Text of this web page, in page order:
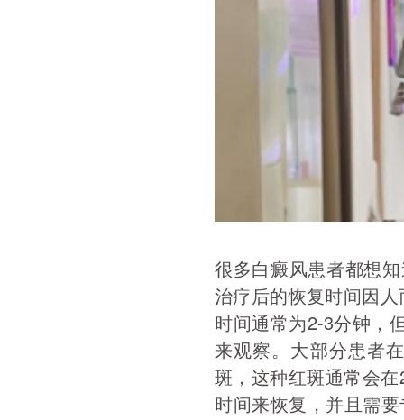
很多白癜风患者都想
治疗后的恢复时间因
时间通常为2-3分钟，
来观察。大部分患者
斑，这种红斑通常会
时间来恢复，并且需